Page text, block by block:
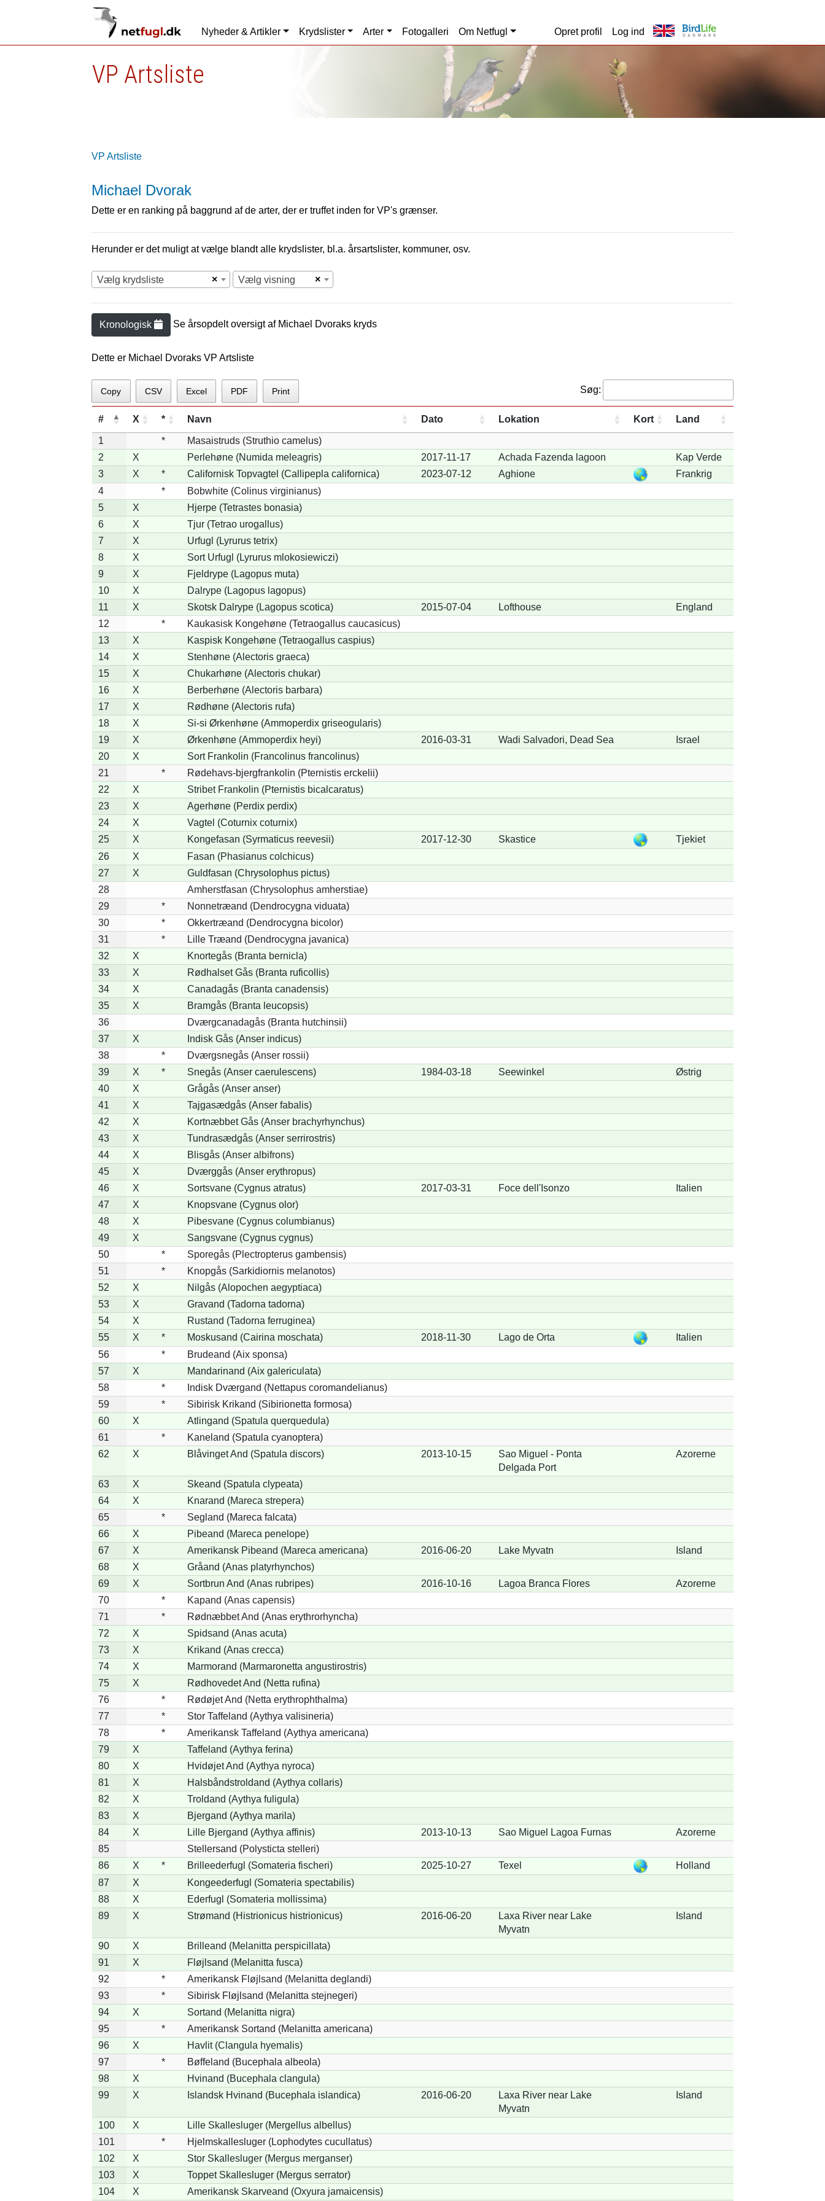
Nyheder & Artikler Krydslister Arter Fotogalleri Om Netfugl Opret profil Log ind
VP Artsliste
VP Artsliste
Michael Dvorak
Dette er en ranking på baggrund af de arter, der er truffet inden for VP's grænser.
Herunder er det muligt at vælge blandt alle krydslister, bl.a. årsartslister, kommuner, osv.
×
Vælg krydsliste ×
Vælg visning
Kronologisk Se årsopdelt oversigt af Michael Dvoraks kryds
Dette er Michael Dvoraks VP Artsliste
Copy CSV Excel PDF Print Søg:
# X * Navn Dato Lokation Kort Land
1 *
Masaistruds (Struthio camelus)
2
X Perlehøne (Numida meleagris) 2017-11-17 Achada Fazenda lagoon
Kap Verde
3
X * Californisk Topvagtel (Callipepla californica) 2023-07-12 Aghione
Frankrig
4
*
Bobwhite (Colinus virginianus)
5
X
Hjerpe (Tetrastes bonasia)
6
X
Tjur (Tetrao urogallus)
7
X
Urfugl (Lyrurus tetrix)
8
X
Sort Urfugl (Lyrurus mlokosiewiczi)
9
X
Fjeldrype (Lagopus muta)
10
X
Dalrype (Lagopus lagopus)
11
X Skotsk Dalrype (Lagopus scotica) 2015-07-04 Lofthouse
England
12
*
Kaukasisk Kongehøne (Tetraogallus caucasicus)
13
X
Kaspisk Kongehøne (Tetraogallus caspius)
14
X
Stenhøne (Alectoris graeca)
15
X
Chukarhøne (Alectoris chukar)
16
X
Berberhøne (Alectoris barbara)
17
X
Rødhøne (Alectoris rufa)
18
X
Si-si Ørkenhøne (Ammoperdix griseogularis)
19
X Ørkenhøne (Ammoperdix heyi) 2016-03-31 Wadi Salvadori, Dead Sea
Israel
20
X
Sort Frankolin (Francolinus francolinus)
21
*
Rødehavs-bjergfrankolin (Pternistis erckelii)
22
X
Stribet Frankolin (Pternistis bicalcaratus)
23
X
Agerhøne (Perdix perdix)
24
X
Vagtel (Coturnix coturnix)
25
X Kongefasan (Syrmaticus reevesii) 2017-12-30 Skastice
Tjekiet
26
X
Fasan (Phasianus colchicus)
27
X
Guldfasan (Chrysolophus pictus)
28
Amherstfasan (Chrysolophus amherstiae)
29
*
Nonnetræand (Dendrocygna viduata)
30
*
Okkertræand (Dendrocygna bicolor)
31
*
Lille Træand (Dendrocygna javanica)
32
X
Knortegås (Branta bernicla)
33
X
Rødhalset Gås (Branta ruficollis)
34
X
Canadagås (Branta canadensis)
35
X
Bramgås (Branta leucopsis)
36
Dværgcanadagås (Branta hutchinsii)
37
X
Indisk Gås (Anser indicus)
38
*
Dværgsnegås (Anser rossii)
39
X * Snegås (Anser caerulescens) 1984-03-18 Seewinkel
Østrig
40
X
Grågås (Anser anser)
41
X
Tajgasædgås (Anser fabalis)
42
X
Kortnæbbet Gås (Anser brachyrhynchus)
43
X
Tundrasædgås (Anser serrirostris)
44
X
Blisgås (Anser albifrons)
45
X
Dværggås (Anser erythropus)
46
X Sortsvane (Cygnus atratus) 2017-03-31 Foce dell'Isonzo
Italien
47
X
Knopsvane (Cygnus olor)
48
X
Pibesvane (Cygnus columbianus)
49
X
Sangsvane (Cygnus cygnus)
50
*
Sporegås (Plectropterus gambensis)
51
*
Knopgås (Sarkidiornis melanotos)
52
X
Nilgås (Alopochen aegyptiaca)
53
X
Gravand (Tadorna tadorna)
54
X
Rustand (Tadorna ferruginea)
55
X * Moskusand (Cairina moschata) 2018-11-30 Lago de Orta
Italien
56
*
Brudeand (Aix sponsa)
57
X
Mandarinand (Aix galericulata)
58
*
Indisk Dværgand (Nettapus coromandelianus)
59
*
Sibirisk Krikand (Sibirionetta formosa)
60
X
Atlingand (Spatula querquedula)
61
*
Kaneland (Spatula cyanoptera)
62
X Blåvinget And (Spatula discors) 2013-10-15
Sao Miguel - Ponta
Delgada Port
Azorerne
63 X
Skeand (Spatula clypeata)
64
X
Knarand (Mareca strepera)
65
*
Segland (Mareca falcata)
66
X
Pibeand (Mareca penelope)
67
X Amerikansk Pibeand (Mareca americana) 2016-06-20 Lake Myvatn
Island
68
X
Gråand (Anas platyrhynchos)
69
X Sortbrun And (Anas rubripes) 2016-10-16 Lagoa Branca Flores
Azorerne
70
*
Kapand (Anas capensis)
71
*
Rødnæbbet And (Anas erythrorhyncha)
72
X
Spidsand (Anas acuta)
73
X
Krikand (Anas crecca)
74
X
Marmorand (Marmaronetta angustirostris)
75
X
Rødhovedet And (Netta rufina)
76
*
Rødøjet And (Netta erythrophthalma)
77
*
Stor Taffeland (Aythya valisineria)
78
*
Amerikansk Taffeland (Aythya americana)
79
X
Taffeland (Aythya ferina)
80
X
Hvidøjet And (Aythya nyroca)
81
X
Halsbåndstroldand (Aythya collaris)
82
X
Troldand (Aythya fuligula)
83
X
Bjergand (Aythya marila)
84
X Lille Bjergand (Aythya affinis) 2013-10-13 Sao Miguel Lagoa Furnas
Azorerne
85
Stellersand (Polysticta stelleri)
86
X * Brilleederfugl (Somateria fischeri) 2025-10-27 Texel
Holland
87
X
Kongeederfugl (Somateria spectabilis)
88
X
Ederfugl (Somateria mollissima)
89
X Strømand (Histrionicus histrionicus) 2016-06-20
Laxa River near Lake
Myvatn
Island
90 X
Brilleand (Melanitta perspicillata)
91
X
Fløjlsand (Melanitta fusca)
92
*
Amerikansk Fløjlsand (Melanitta deglandi)
93
*
Sibirisk Fløjlsand (Melanitta stejnegeri)
94
X
Sortand (Melanitta nigra)
95
*
Amerikansk Sortand (Melanitta americana)
96
X
Havlit (Clangula hyemalis)
97
*
Bøffeland (Bucephala albeola)
98
X
Hvinand (Bucephala clangula)
99
X Islandsk Hvinand (Bucephala islandica) 2016-06-20
Laxa River near Lake
Myvatn
Island
100 X
Lille Skallesluger (Mergellus albellus)
101
*
Hjelmskallesluger (Lophodytes cucullatus)
102
X
Stor Skallesluger (Mergus merganser)
103
X
Toppet Skallesluger (Mergus serrator)
104
X Amerikansk Skarveand (Oxyura jamaicensis)